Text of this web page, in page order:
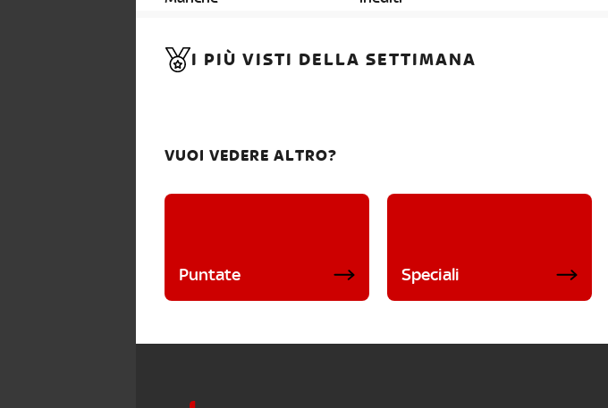
I PIÙ VISTI DELLA SETTIMANA
VUOI VEDERE ALTRO?
Puntate Speciali